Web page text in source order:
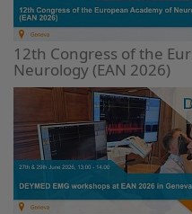
12th Congress of the
Neurology (EAN 2026)